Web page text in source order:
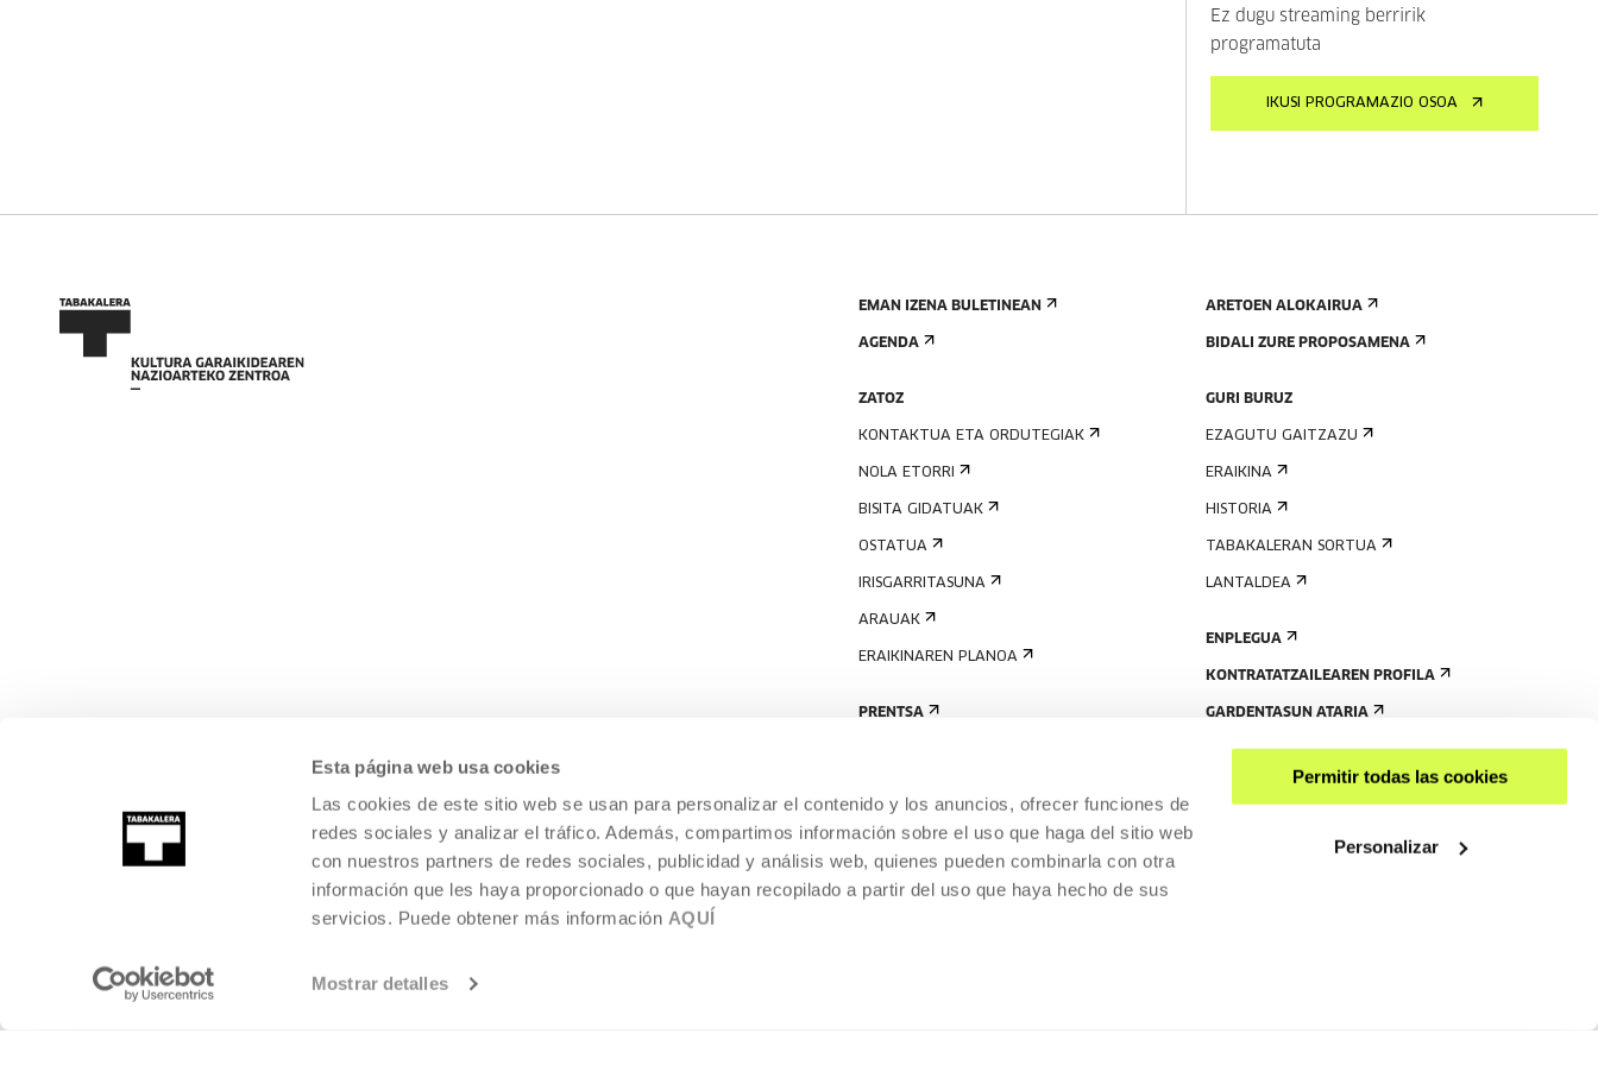
Esta página web usa cookies
Las cookies de este sitio web se usan para personalizar el contenido y los anuncios, ofrecer funciones de
redes sociales y analizar el tráfico. Además, compartimos información sobre el uso que haga del sitio web
con nuestros partners de redes sociales, publicidad y análisis web, quienes pueden combinarla con otra
información que les haya proporcionado o que hayan recopilado a partir del uso que haya hecho de sus
servicios. Puede obtener más información AQUÍ
Mostrar detalles
Permitir todas las cookies
Personalizar
Ez dugu streaming berririk
programatuta
IKUSI PROGRAMAZIO OSOA
EMAN IZENA BULETINEAN
AGENDA
ZATOZ
KONTAKTUA ETA ORDUTEGIAK
NOLA ETORRI
BISITA GIDATUAK
OSTATUA
IRISGARRITASUNA
ARAUAK
ERAIKINAREN PLANOA
PRENTSA
ARETOEN ALOKAIRUA
BIDALI ZURE PROPOSAMENA
GURI BURUZ
EZAGUTU GAITZAZU
ERAIKINA
HISTORIA
TABAKALERAN SORTUA
LANTALDEA
ENPLEGUA
KONTRATATZAILEAREN PROFILA
GARDENTASUN ATARIA
2026 TABAKALERA.
KULTURA GARAIKIDEAREN NAZIOARTEKO ZENTROA,